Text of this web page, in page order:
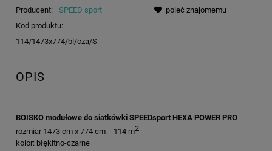
Producent:
SPEED sport
Kod produktu:
114/1473x774/bl/cza/S
poleć znajomemu
OPIS
BOISKO modułowe do siatkówki SPEEDsport HEXA POWER PRO
rozmiar 1473 cm x 774 cm = 114 m2
kolor: błękitno-czarne